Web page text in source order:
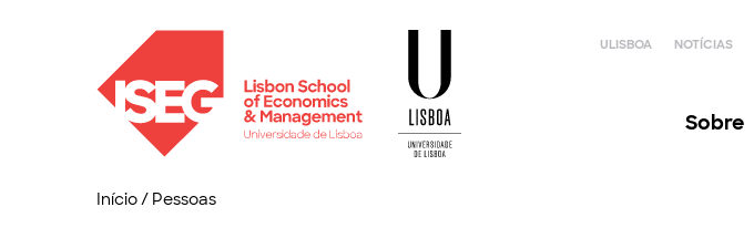
ULISBOA NOTÍCIAS
Sobre
Início/ Pessoas